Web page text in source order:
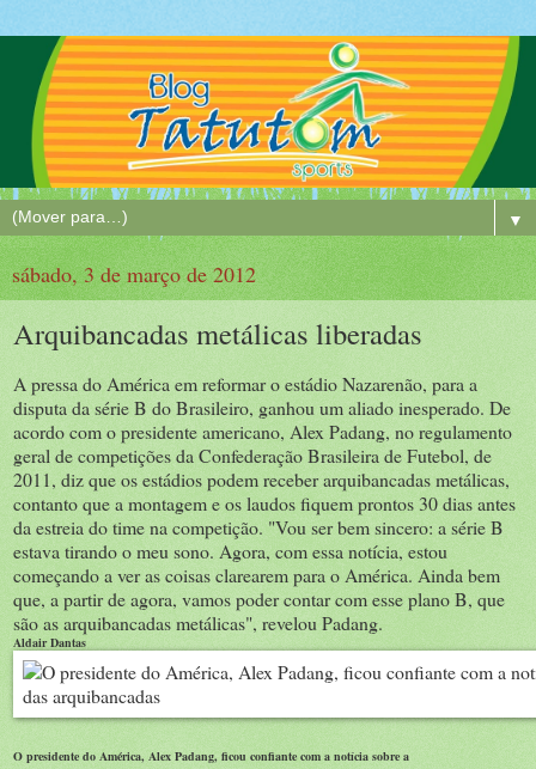
▼
sábado, 3 de março de 2012
Arquibancadas metálicas liberadas
A pressa do América em reformar o estádio Nazarenão, para a
disputa da série B do Brasileiro, ganhou um aliado inesperado. De
acordo com o presidente americano, Alex Padang, no regulamento
geral de competições da Confederação Brasileira de Futebol, de
2011, diz que os estádios podem receber arquibancadas metálicas,
contanto que a montagem e os laudos fiquem prontos 30 dias antes
da estreia do time na competição. "Vou ser bem sincero: a série B
estava tirando o meu sono. Agora, com essa notícia, estou
começando a ver as coisas clarearem para o América. Ainda bem
que, a partir de agora, vamos poder contar com esse plano B, que
são as arquibancadas metálicas", revelou Padang.
Aldair Dantas
O presidente do América, Alex Padang, ficou confiante com a notícia sobre a